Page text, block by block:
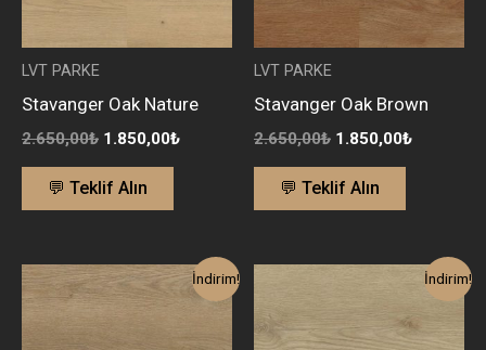
LVT PARKE
Stavanger Oak Nature
2.650,00₺ 1.850,00₺
💬 Teklif Alın
LVT PARKE
Stavanger Oak Brown
2.650,00₺ 1.850,00₺
💬 Teklif Alın
İndirim!
Orijinal
fiyat:
Şu
andaki
1.850,00₺.
İndirim!
2.650,00₺.
Şu
andaki